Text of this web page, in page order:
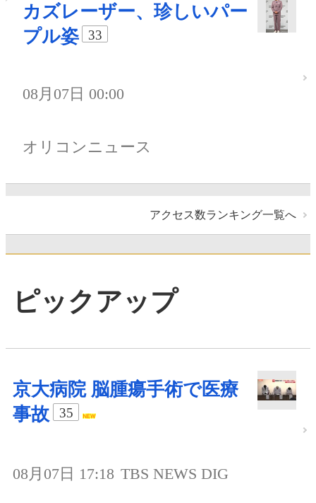
カズレーザー、珍しいパー
プル姿
33
08月07日 00:00
オリコンニュース
アクセス数ランキング一覧へ
ピックアップ
京大病院 脳腫瘍手術で医療
事故
35
08月07日 17:18 TBS NEWS DIG